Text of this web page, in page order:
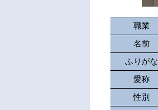
職業
名前
ふりがな
愛称
性別